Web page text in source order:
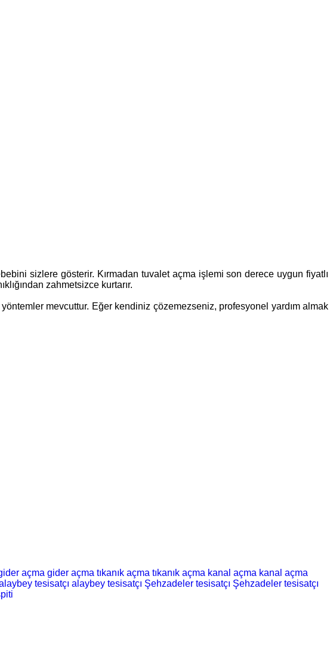
sizlere gösterir. Kırmadan tuvalet açma işlemi son derece uygun fiyatlı
zahmetsizce kurtarır.
mevcuttur. Eğer kendiniz çözemezseniz, profesyonel yardım almak
açma gider açma tıkanık açma tıkanık açma kanal açma kanal açma
tesisatçı alaybey tesisatçı Şehzadeler tesisatçı Şehzadeler tesisatçı